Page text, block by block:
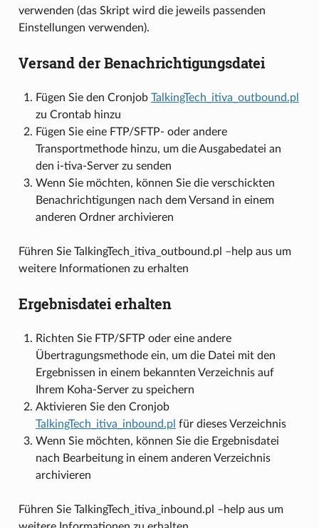
verwenden (das Skript wird die jeweils passenden
Einstellungen verwenden).
Versand der Benachrichtigungsdatei
Fügen Sie den Cronjob TalkingTech_itiva_outbound.pl
zu Crontab hinzu
Fügen Sie eine FTP/SFTP- oder andere
Transportmethode hinzu, um die Ausgabedatei an
den i-tiva-Server zu senden
Wenn Sie möchten, können Sie die verschickten
Benachrichtigungen nach dem Versand in einem
anderen Ordner archivieren
Führen Sie TalkingTech_itiva_outbound.pl –help aus um
weitere Informationen zu erhalten
Ergebnisdatei erhalten
Richten Sie FTP/SFTP oder eine andere
Übertragungsmethode ein, um die Datei mit den
Ergebnissen in einem bekannten Verzeichnis auf
Ihrem Koha-Server zu speichern
Aktivieren Sie den Cronjob
TalkingTech_itiva_inbound.pl für dieses Verzeichnis
Wenn Sie möchten, können Sie die Ergebnisdatei
nach Bearbeitung in einem anderen Verzeichnis
archivieren
Führen Sie TalkingTech_itiva_inbound.pl –help aus um